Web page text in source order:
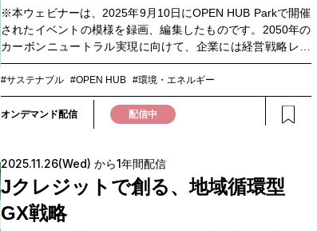
の活用に関心のある方・サステナビリティ情報開示（SSBJ）
対応を強化したい方
※本ウェビナーは、2025年9月10日にOPEN HUB Parkで開催
されたイベントの模様を録画、編集したものです。2050年の
カーボンニュートラル実現に向けて、企業には経営戦略レベ
ルでの脱炭素への取り組みが強く求められています。真の変
革を実現するためには、経営層の意思決定だけでなく、従業
員一人ひとりの理解と自発的な参画が不可欠です。しかし、
環境研修を実施しても参加者の反応が薄く、自分事として捉
えられていないケースも多く見られ、その結果、サステナビ
も少なくありません。多くの企業が直面している課題は、
「従業員の関心をいかに高め、現場を巻き込み、行動につな
げるか」です。インプット中心の研修や一方的な情報発信だ
けでなく、従業員が当事者意識を持って取り組める仕組みづ
#サステナブル #OPEN HUB #環境・エネルギー
オンデマンド配信 配信中
2025.11.26(Wed) から1年間配信
Jクレジットで創る、地域循環型
GX戦略